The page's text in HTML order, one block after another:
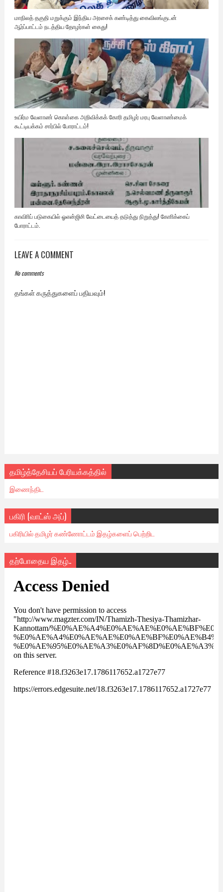
மாநிலத் தகுதி மறுக்கும் இந்திய அரசைக் கண்டித்து கைவிலங்குடன்
ஆர்ப்பாட்டம் நடத்திய தோழர்கள் கைது!
உயிர்ம வேளாண் கொள்கை அறிவிக்கக் கோரி தமிழர் மரபு வேளாண்மைக்
கூட்டியக்கம் சார்பில் போராட்டம்!
காவிாிப் படுகையில் ஓஎன்ஜிசி வேட்டையைத் தடுத்து நிறுத்து! கோாிக்கைப்
போராட்டம்.
LEAVE A COMMENT
No comments
தங்கள் கருத்துகளைப் பதியவும்!
தமிழ்த்தேசியப் பேரியக்கத்தில்
இணைந்திட
பகிரி (வாட்ஸ் அப்)
பகிரியில் தமிழர் கண்ணோட்டம் இதழ்களைப் பெற்றிட
தற்போதைய இதழ்..